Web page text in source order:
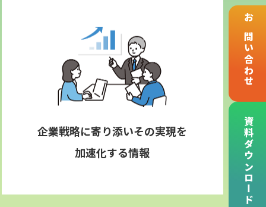
お問い合わせ
資料ダウンロード
企業戦略に寄り添いその実現を
加速化する情報